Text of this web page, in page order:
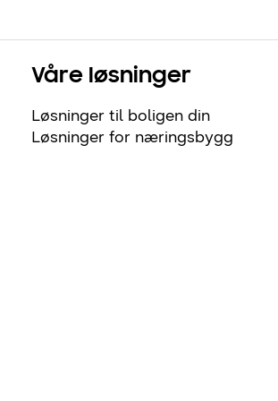
Våre løsninger
Løsninger til boligen din
Løsninger for næringsbygg